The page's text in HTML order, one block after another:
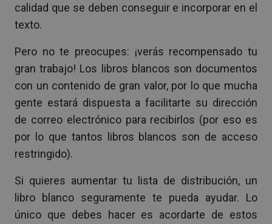
calidad que se deben conseguir e incorporar en el
texto.
Pero no te preocupes: ¡verás recompensado tu
gran trabajo! Los libros blancos son documentos
con un contenido de gran valor, por lo que mucha
gente estará dispuesta a facilitarte su dirección
de correo electrónico para recibirlos (por eso es
por lo que tantos libros blancos son de acceso
restringido).
Si quieres aumentar tu lista de distribución, un
libro blanco seguramente te pueda ayudar. Lo
único que debes hacer es acordarte de estos